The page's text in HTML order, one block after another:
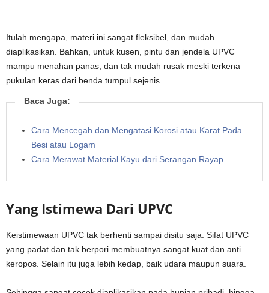
Itulah mengapa, materi ini sangat fleksibel, dan mudah
diaplikasikan. Bahkan, untuk kusen, pintu dan jendela UPVC
mampu menahan panas, dan tak mudah rusak meski terkena
pukulan keras dari benda tumpul sejenis.
Baca Juga:
Cara Mencegah dan Mengatasi Korosi atau Karat Pada
Besi atau Logam
Cara Merawat Material Kayu dari Serangan Rayap
Yang Istimewa Dari UPVC
Keistimewaan UPVC tak berhenti sampai disitu saja. Sifat UPVC
yang padat dan tak berpori membuatnya sangat kuat dan anti
keropos. Selain itu juga lebih kedap, baik udara maupun suara.